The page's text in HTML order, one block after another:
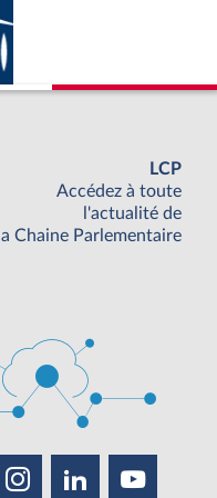
LCP
Accédez à toute
l'actualité de
la Chaine Parlementaire